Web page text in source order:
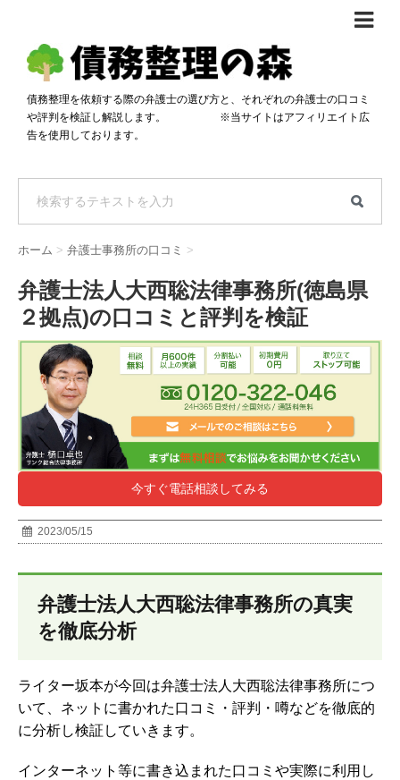
債務整理体験談
おすすめ
料金比較
自己破産・個人再生料金比較
過払い金料金比較
専門家の選び方
料金で選ぶ
着手金無料で選ぶ
24時間年中無休で選ぶ
匿名借金相談
債務整理を依頼する際の弁護士の選び方と、それぞれの弁護士の口コミ
や評判を検証し解説します。 ※当サイトはアフィリエイト広
告を使用しております。
ホーム > 弁護士事務所の口コミ >
弁護士法人大西聡法律事務所(徳島県
２拠点)の口コミと評判を検証
今すぐ電話相談してみる
2023/05/15
弁護士法人大西聡法律事務所の真実
を徹底分析
ライター坂本が今回は弁護士法人大西聡法律事務所につ
いて、ネットに書かれた口コミ・評判・噂などを徹底的
に分析し検証していきます。
インターネット等に書き込まれた口コミや実際に利用し